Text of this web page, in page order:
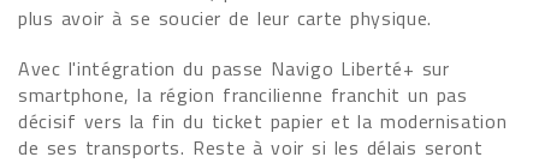
plus avoir à se soucier de leur carte physique.
Avec l'intégration du passe Navigo Liberté+ sur
smartphone, la région francilienne franchit un pas
décisif vers la fin du ticket papier et la modernisation
de ses transports. Reste à voir si les délais seront